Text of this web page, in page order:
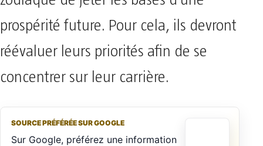
prospérité future. Pour cela, ils devront
réévaluer leurs priorités afin de se
concentrer sur leur carrière.
SOURCE PRÉFÉRÉE SUR GOOGLE
Sur Google, préférez une information